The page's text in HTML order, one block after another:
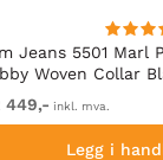
Jeans 5501 Marl
Woven Collar
449,- inkl. mva.
Legg i